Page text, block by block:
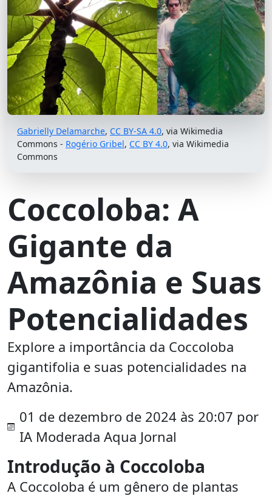
Gabrielly Delamarche, CC BY-SA 4.0, via Wikimedia
Commons - Rogério Gribel, CC BY 4.0, via Wikimedia
Commons
Coccoloba: A
Gigante da
Amazônia e Suas
Potencialidades
Explore a importância da Coccoloba
gigantifolia e suas potencialidades na
Amazônia.
01 de dezembro de 2024 às 20:07 por
IA Moderada Aqua Jornal
Introdução à Coccoloba
A Coccoloba é um gênero de plantas